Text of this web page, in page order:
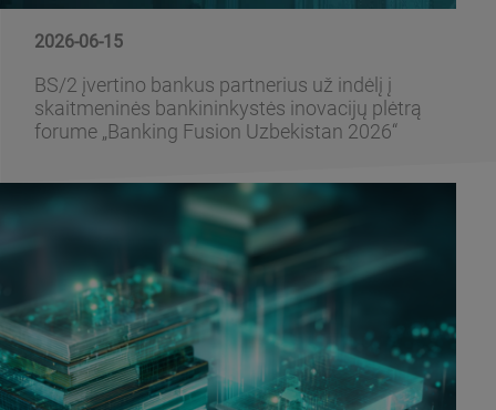
2026-06-15
BS/2 įvertino bankus partnerius už indėlį į
skaitmeninės bankininkystės inovacijų plėtrą
forume „Banking Fusion Uzbekistan 2026“